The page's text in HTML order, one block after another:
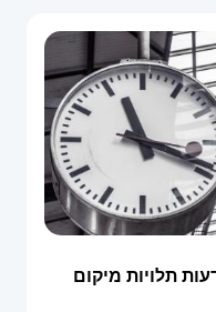
תלויות מיקום